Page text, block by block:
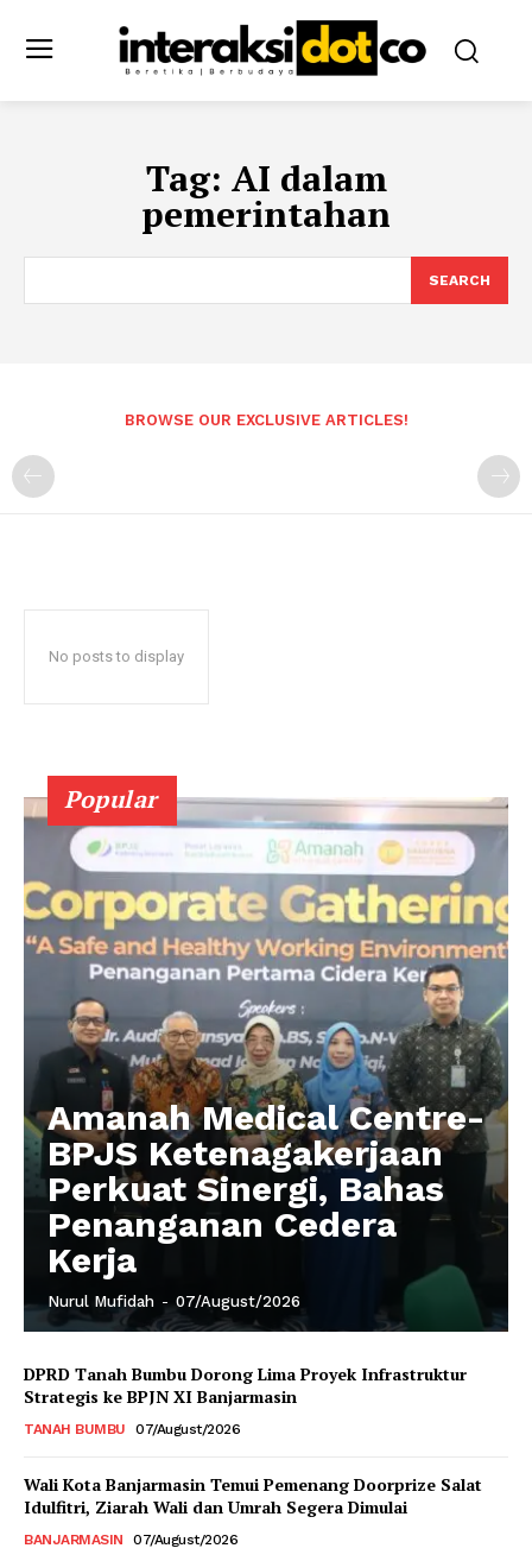
Tag: AI dalam
pemerintahan
SEARCH
BROWSE OUR EXCLUSIVE ARTICLES!
No posts to display
Popular
Amanah Medical Centre-
BPJS Ketenagakerjaan
Perkuat Sinergi, Bahas
Penanganan Cedera
Kerja
Nurul Mufidah - 07/August/2026
DPRD Tanah Bumbu Dorong Lima Proyek Infrastruktur
Strategis ke BPJN XI Banjarmasin
TANAH BUMBU 07/August/2026
Wali Kota Banjarmasin Temui Pemenang Doorprize Salat
Idulfitri, Ziarah Wali dan Umrah Segera Dimulai
BANJARMASIN 07/August/2026